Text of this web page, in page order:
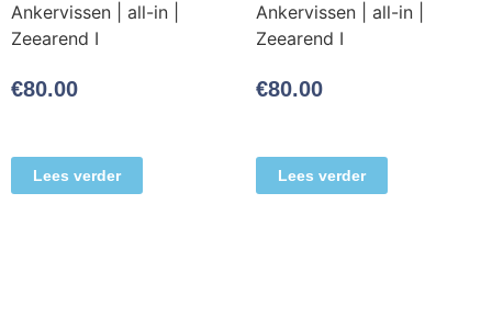
Ankervissen | all-in |
Zeearend I
€80.00
Lees verder
Ankervissen | all-in |
Zeearend I
€80.00
Lees verder